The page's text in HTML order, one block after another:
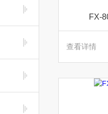
FX-
查看详情